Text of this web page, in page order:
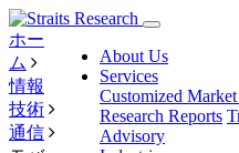
About Us
Services
Customized Market
Research Reports
Advisory
ホー
ム
情報
技術
通信